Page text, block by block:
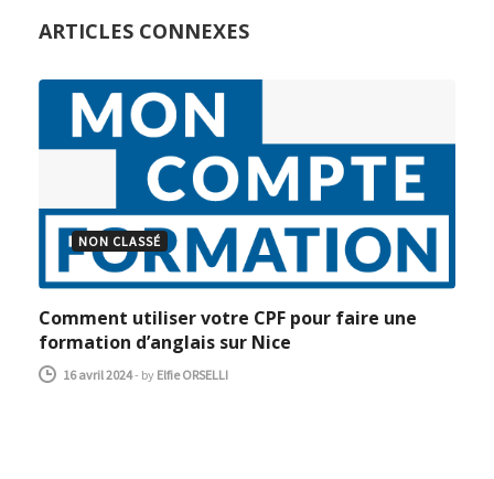
ARTICLES CONNEXES
NON CLASSÉ
Comment utiliser votre CPF pour faire une
formation d’anglais sur Nice
16 avril 2024- by Elfie ORSELLI